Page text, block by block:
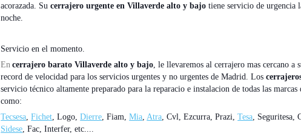
acorazada. Sucerrajero urgente en Villaverde alto y bajo tiene servicio de urgencia
noche.
Servicio en el momento.
En cerrajero barato Villaverde alto y bajo , le llevaremos al cerrajero mas cercano
record de velocidad para los servicios urgentes y no urgentes de Madrid. Los
servicio técnico altamente preparado para la reparacio e instalacion de todas las marcas
como:
Tecsesa ,Fichet , Logo,Dierre , Fiam,Mia Atra , Cvl, Ezcurra, Prazi,Tesa ,
Sidese , Fac, Interfer, etc....